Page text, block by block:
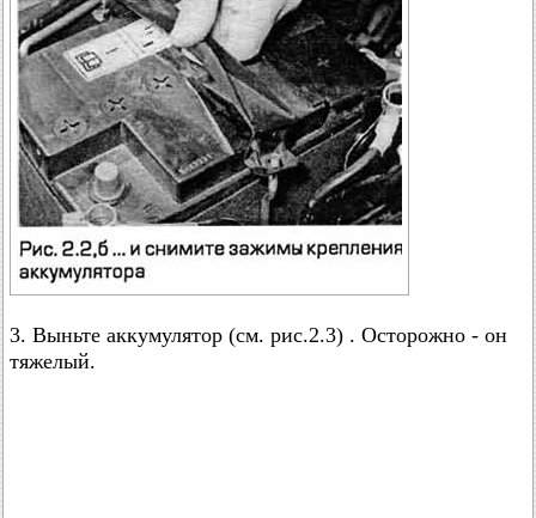
3. Выньте аккумулятор (см. рис.2.3) . Осторожно - он
тяжелый.